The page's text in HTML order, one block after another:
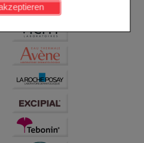
zu gestalten,
an bevorzugte
ermöglichen es uns
zugeschrittene Inhalte
zu
lassen sich